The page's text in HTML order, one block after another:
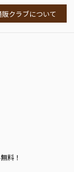
クラブについて
料！